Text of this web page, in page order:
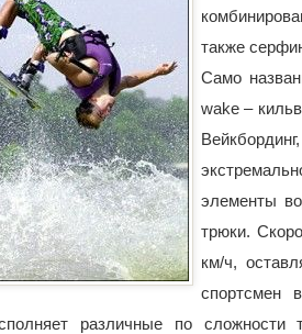
также
Само
wake –
элементы
трюки.
км/ч,
спортсмен
различные по сложности